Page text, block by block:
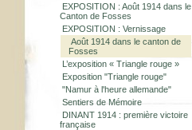
EXPOSITION : Août 1914 dans le
Canton de Fosses
EXPOSITION : Vernissage
Août 1914 dans le canton de
Fosses
L’exposition « Triangle rouge »
Exposition "Triangle rouge"
"Namur à l'heure allemande"
Sentiers de Mémoire
DINANT 1914 : première victoire
française